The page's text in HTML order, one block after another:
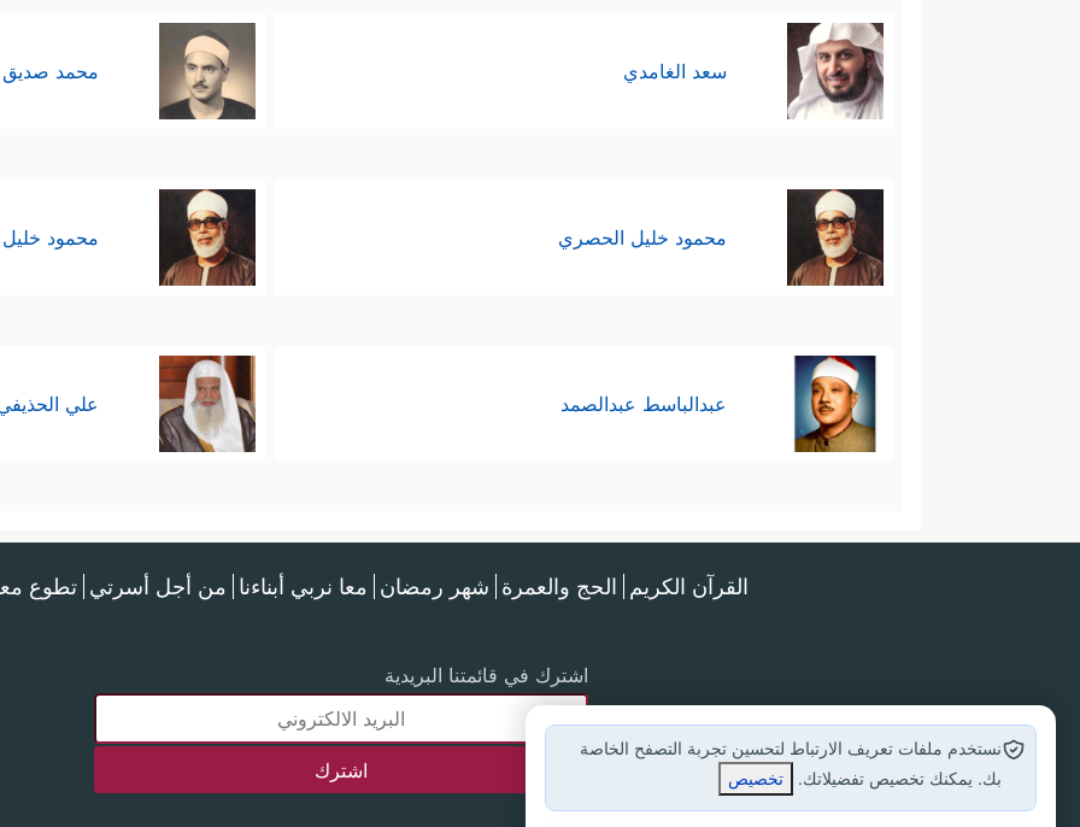
سعد الغامدي محمد صديق
محمود خليل الحصري محمود
عبدالباسط عبدالصمد علي
القرآن الكريم الحج والعمرة شهر رمضان معا نربي أبناءنا من أجل أسرتي تطوع
اشترك في قائمتنا البريدية
نستخدم ملفات تعريف الارتباط لتحسين تجربة التصفح الخاصة
بك. يمكنك تخصيص تفضيلاتك.
تخصيص